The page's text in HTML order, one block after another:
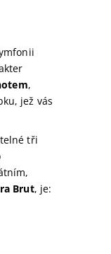
,
jež vás
tři
Brut, je: